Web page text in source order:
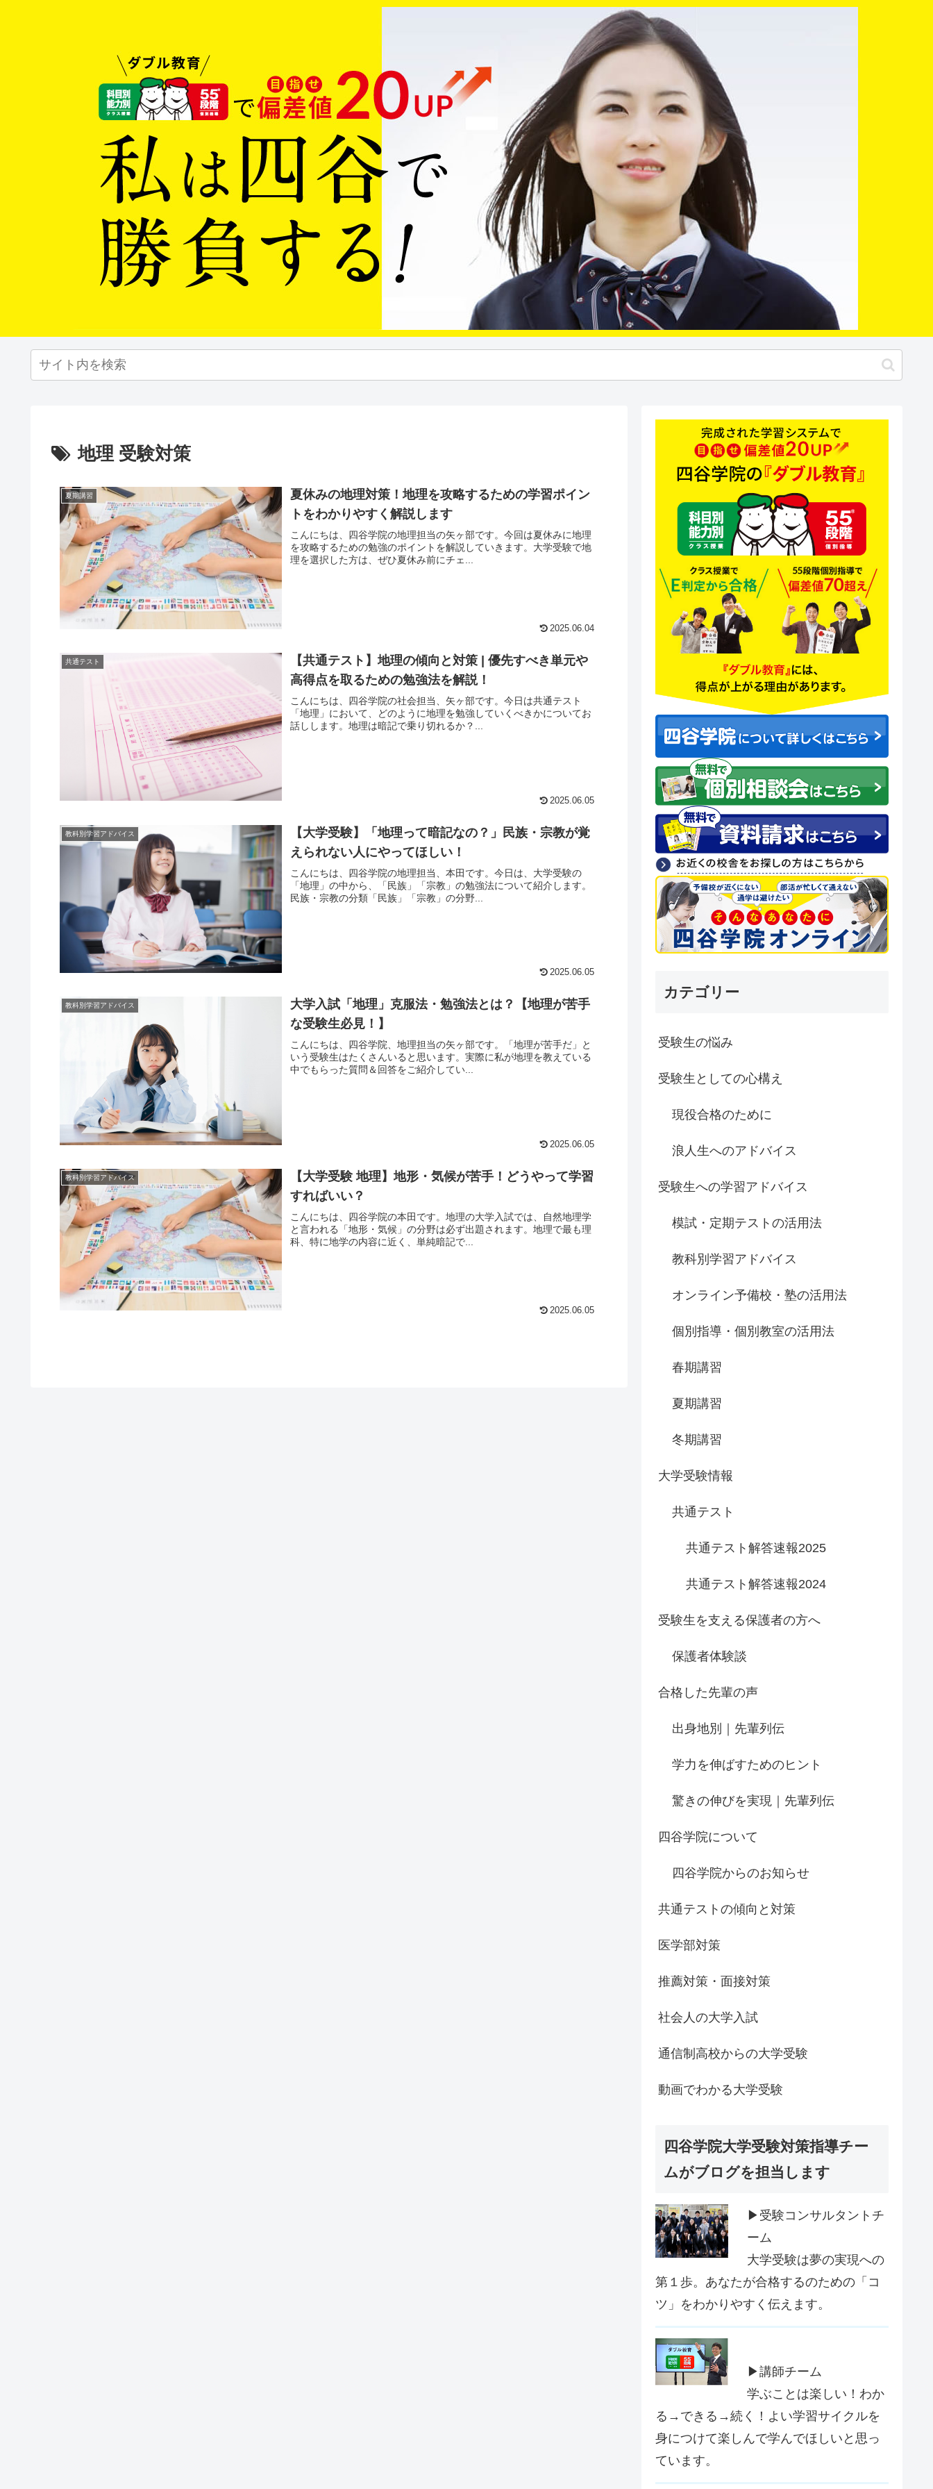
地理 受験対策
夏期講習
夏休みの地理対策！地理を攻略するための学習ポイン
トをわかりやすく解説します
こんにちは、四谷学院の地理担当の矢ヶ部です。今回は夏休みに地理
を攻略するための勉強のポイントを解説していきます。大学受験で地
理を選択した方は、ぜひ夏休み前にチェ...
2025.06.04
共通テスト
【共通テスト】地理の傾向と対策 | 優先すべき単元や
高得点を取るための勉強法を解説！
こんにちは、四谷学院の社会担当、矢ヶ部です。今日は共通テスト
「地理」において、どのように地理を勉強していくべきかについてお
話しします。地理は暗記で乗り切れるか？...
2025.06.05
教科別学習アドバイス
【大学受験】「地理って暗記なの？」民族・宗教が覚
えられない人にやってほしい！
こんにちは、四谷学院の地理担当、本田です。今日は、大学受験の
「地理」の中から、「民族」「宗教」の勉強法について紹介します。
民族・宗教の分類「民族」「宗教」の分野...
2025.06.05
教科別学習アドバイス
大学入試「地理」克服法・勉強法とは？【地理が苦手
な受験生必見！】
こんにちは、四谷学院、地理担当の矢ヶ部です。「地理が苦手だ」と
いう受験生はたくさんいると思います。実際に私が地理を教えている
中でもらった質問＆回答をご紹介してい...
2025.06.05
教科別学習アドバイス
【大学受験 地理】地形・気候が苦手！どうやって学習
すればいい？
こんにちは、四谷学院の本田です。地理の大学入試では、自然地理学
と言われる「地形・気候」の分野は必ず出題されます。地理で最も理
科、特に地学の内容に近く、単純暗記で...
2025.06.05
カテゴリー
受験生の悩み
受験生としての心構え
現役合格のために
浪人生へのアドバイス
受験生への学習アドバイス
模試・定期テストの活用法
教科別学習アドバイス
オンライン予備校・塾の活用法
個別指導・個別教室の活用法
春期講習
夏期講習
冬期講習
大学受験情報
共通テスト
共通テスト解答速報2025
共通テスト解答速報2024
受験生を支える保護者の方へ
保護者体験談
合格した先輩の声
出身地別｜先輩列伝
学力を伸ばすためのヒント
驚きの伸びを実現｜先輩列伝
四谷学院について
四谷学院からのお知らせ
共通テストの傾向と対策
医学部対策
推薦対策・面接対策
社会人の大学入試
通信制高校からの大学受験
動画でわかる大学受験
四谷学院大学受験対策指導チー
ムがブログを担当します
▶受験コンサルタントチ
ーム
大学受験は夢の実現への
第１歩。あなたが合格するのための「コ
ツ」をわかりやすく伝えます。
▶講師チーム
学ぶことは楽しい！わか
る→できる→続く！よい学習サイクルを
身につけて楽しんで学んでほしいと思っ
ています。